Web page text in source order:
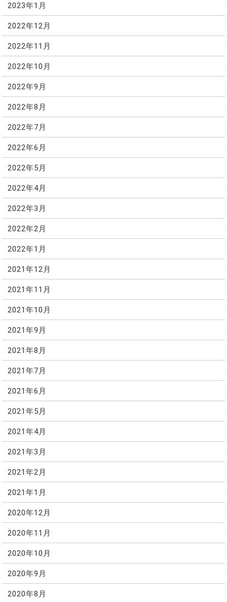
2023年1月
2022年12月
2022年11月
2022年10月
2022年9月
2022年8月
2022年7月
2022年6月
2022年5月
2022年4月
2022年3月
2022年2月
2022年1月
2021年12月
2021年11月
2021年10月
2021年9月
2021年8月
2021年7月
2021年6月
2021年5月
2021年4月
2021年3月
2021年2月
2021年1月
2020年12月
2020年11月
2020年10月
2020年9月
2020年8月